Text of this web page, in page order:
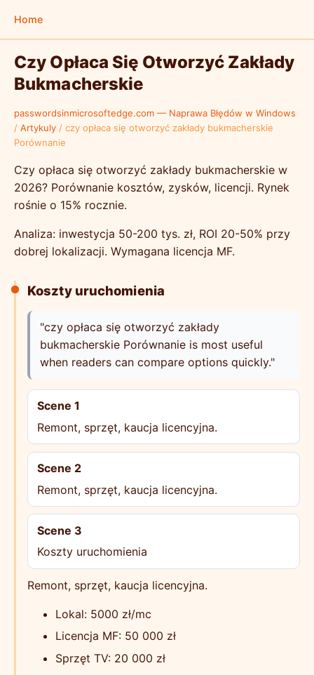
Home
Czy Opłaca Się Otworzyć Zakłady
Bukmacherskie
passwordsinmicrosoftedge.com — Naprawa Błędów w Windows
/ Artykuly / czy opłaca się otworzyć zakłady bukmacherskie
Porównanie
Czy opłaca się otworzyć zakłady bukmacherskie w
2026? Porównanie kosztów, zysków, licencji. Rynek
rośnie o 15% rocznie.
Analiza: inwestycja 50-200 tys. zł, ROI 20-50% przy
dobrej lokalizacji. Wymagana licencja MF.
Koszty uruchomienia
"czy opłaca się otworzyć zakłady
bukmacherskie Porównanie is most useful
when readers can compare options quickly."
Scene 1
Remont, sprzęt, kaucja licencyjna.
Scene 2
Remont, sprzęt, kaucja licencyjna.
Scene 3
Koszty uruchomienia
Remont, sprzęt, kaucja licencyjna.
Lokal: 5000 zł/mc
Licencja MF: 50 000 zł
Sprzęt TV: 20 000 zł